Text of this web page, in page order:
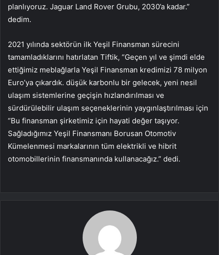
planlıyoruz. Jaguar Land Rover Grubu, 2030’a kadar.”
dedim.
2021 yılında sektörün ilk Yeşil Finansman sürecini
tamamladıklarını hatırlatan Tiftik, “Geçen yıl ve şimdi elde
ettiğimiz meblağlarla Yeşil Finansman kredimizi 78 milyon
Euro’ya çıkardık. düşük karbonlu bir gelecek, yeni nesil
ulaşım sistemlerine geçişin hızlandırılması ve
sürdürülebilir ulaşım seçeneklerinin yaygınlaştırılması için
“Bu finansman şirketimiz için hayati değer taşıyor.
Sağladığımız Yeşil Finansmanı Borusan Otomotiv
Kümelenmesi markalarının tüm elektrikli ve hibrit
otomobillerinin finansmanında kullanacağız.” dedi.